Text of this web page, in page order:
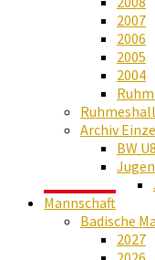
2007
2006
2005
2004
Archiv
BW U8
Mannschaft
Badische
2027